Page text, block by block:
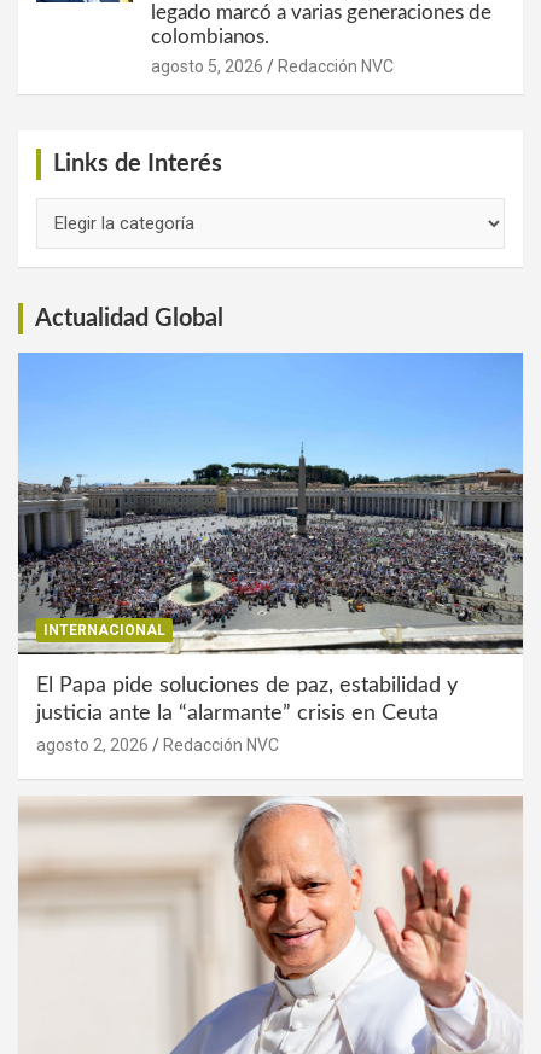
legado marcó a varias generaciones de
colombianos.
agosto 5, 2026 Redacción NVC
Links de Interés
Actualidad Global
INTERNACIONAL
El Papa pide soluciones de paz, estabilidad y
justicia ante la “alarmante” crisis en Ceuta
agosto 2, 2026 Redacción NVC